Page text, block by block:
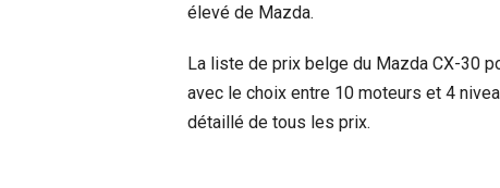
élevé de Mazda.
La liste de prix belge du Mazda CX-30
avec le choix entre 10 moteurs et 4
détaillé de tous les prix.